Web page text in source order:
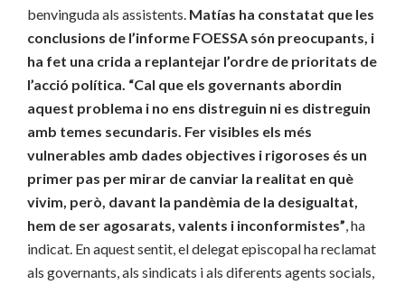
benvinguda als assistents. Matías ha constatat que les
conclusions de l’informe FOESSA són preocupants, i
ha fet una crida a replantejar l’ordre de prioritats de
l’acció política. “Cal que els governants abordin
aquest problema i no ens distreguin ni es distreguin
amb temes secundaris. Fer visibles els més
vulnerables amb dades objectives i rigoroses és un
primer pas per mirar de canviar la realitat en què
vivim, però, davant la pandèmia de la desigualtat,
hem de ser agosarats, valents i inconformistes” , ha
indicat. En aquest sentit, el delegat episcopal ha reclamat
als governants, als sindicats i als diferents agents socials,